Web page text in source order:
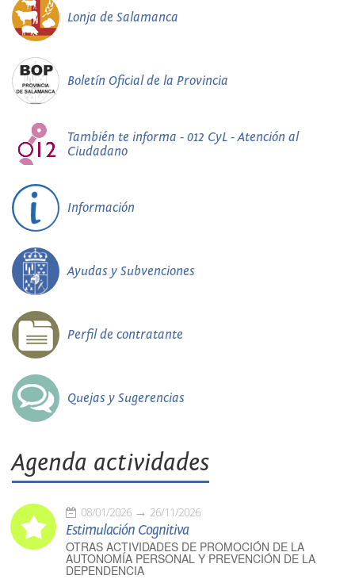
Lonja de Salamanca
Boletín Oficial de la Provincia
También te informa - 012 CyL - Atención al
Ciudadano
Información
Ayudas y Subvenciones
Perfil de contratante
Quejas y Sugerencias
Agenda actividades
08/01/2026 26/11/2026
Estimulación Cognitiva
OTRAS ACTIVIDADES DE PROMOCIÓN DE LA
AUTONOMÍA PERSONAL Y PREVENCIÓN DE LA
DEPENDENCIA